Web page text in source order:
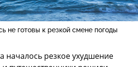
не готовы к резкой смене погоды
началось резкое ухудшение